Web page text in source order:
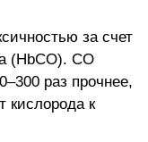
за счет
(HbCO). СО
раз прочнее,
кислорода к